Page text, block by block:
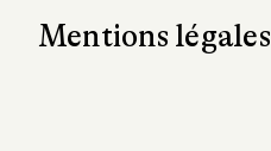
Mentions légales